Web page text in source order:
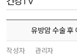
유방암 수술 후
작성자 관리자